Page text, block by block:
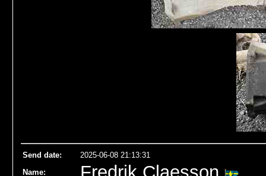
Send date:
2025-06-08 21:13:31
Name: